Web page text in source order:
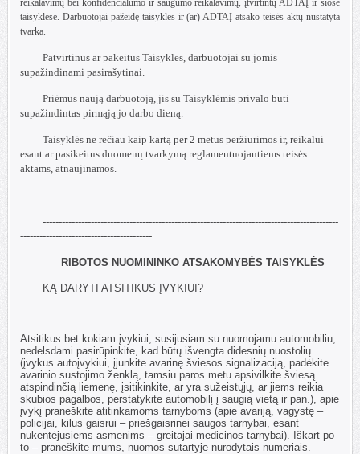
reikalavimų bei konfidencialumo ir saugumo reikalavimų, įtvirtintų ADTAĮ ir šiose
taisyklėse. Darbuotojai pažeidę taisykles ir (ar) ADTAĮ atsako teisės aktų nustatyta
tvarka.
Patvirtinus ar pakeitus Taisykles, darbuotojai su jomis
supažindinami pasirašytinai.
Priėmus naują darbuotoją, jis su Taisyklėmis privalo būti
supažindintas pirmąją jo darbo dieną.
Taisyklės ne rečiau kaip kartą per 2 metus peržiūrimos ir, reikalui
esant ar pasikeitus duomenų tvarkymą reglamentuojantiems teisės
aktams, atnaujinamos.
--------------------------------------------------------------------------------------------
-----------------------------------------
RIBOTOS NUOMININKO ATSAKOMYBĖS TAISYKLĖS
KĄ DARYTI ATSITIKUS ĮVYKIUI?
Atsitikus bet kokiam įvykiui, susijusiam su nuomojamu automobiliu,
nedelsdami pasirūpinkite, kad būtų išvengta didesnių nuostolių
(įvykus autoįvykiui, įjunkite avarinę šviesos signalizaciją, padėkite
avarinio sustojimo ženklą, tamsiu paros metu apsivilkite šviesą
atspindinčią liemenę, įsitikinkite, ar yra sužeistųjų, ar jiems reikia
skubios pagalbos, perstatykite automobilį į saugią vietą ir pan.), apie
įvykį praneškite atitinkamoms tarnyboms (apie avariją, vagystę –
policijai, kilus gaisrui – priešgaisrinei saugos tarnybai, esant
nukentėjusiems asmenims – greitajai medicinos tarnybai). Iškart po
to – praneškite mums, nuomos sutartyje nurodytais numeriais.